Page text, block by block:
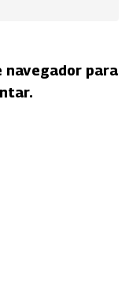
navegador para